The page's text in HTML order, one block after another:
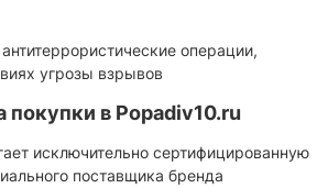
антитеррористические операции,
угрозы взрывов
в Popadiv10.ru
исключительно сертифицированную
поставщика бренда